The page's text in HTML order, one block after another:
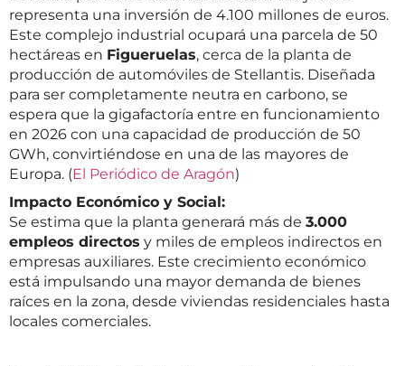
representa una inversión de 4.100 millones de euros.
Este complejo industrial ocupará una parcela de 50
hectáreas en Figueruelas, cerca de la planta de
producción de automóviles de Stellantis. Diseñada
para ser completamente neutra en carbono, se
espera que la gigafactoría entre en funcionamiento
en 2026 con una capacidad de producción de 50
GWh, convirtiéndose en una de las mayores de
Europa. (El Periódico de Aragón)
Impacto Económico y Social:
Se estima que la planta generará más de 3.000
empleos directos y miles de empleos indirectos en
empresas auxiliares. Este crecimiento económico
está impulsando una mayor demanda de bienes
raíces en la zona, desde viviendas residenciales hasta
locales comerciales.